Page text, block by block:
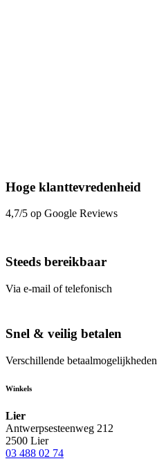
Hoge klanttevredenheid
4,7/5 op Google Reviews
Steeds bereikbaar
Via e-mail of telefonisch
Snel & veilig betalen
Verschillende betaalmogelijkheden
Winkels
Lier
Antwerpsesteenweg 212
2500 Lier
03 488 02 74